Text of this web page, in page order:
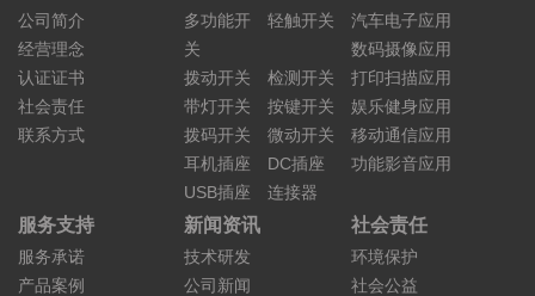
公司简介
经营理念
认证证书
社会责任
联系方式
多功能开
关
轻触开关
拨动开关
检测开关
带灯开关
按键开关
拨码开关
微动开关
耳机插座
DC插座
USB插座
连接器
汽车电子应用
数码摄像应用
打印扫描应用
娱乐健身应用
移动通信应用
功能影音应用
服务支持
服务承诺
产品案例
新闻资讯
技术研发
公司新闻
社会责任
环境保护
社会公益